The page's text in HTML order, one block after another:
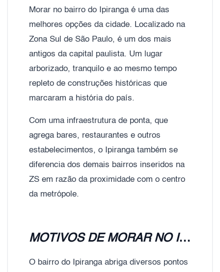
Morar no bairro do Ipiranga é uma das
melhores opções da cidade. Localizado na
Zona Sul de São Paulo, é um dos mais
antigos da capital paulista. Um lugar
arborizado, tranquilo e ao mesmo tempo
repleto de construções históricas que
marcaram a história do país.
Com uma infraestrutura de ponta, que
agrega bares, restaurantes e outros
estabelecimentos, o Ipiranga também se
diferencia dos demais bairros inseridos na
ZS em razão da proximidade com o centro
da metrópole.
MOTIVOS DE MORAR NO IPIRANGA:
O bairro do Ipiranga abriga diversos pontos